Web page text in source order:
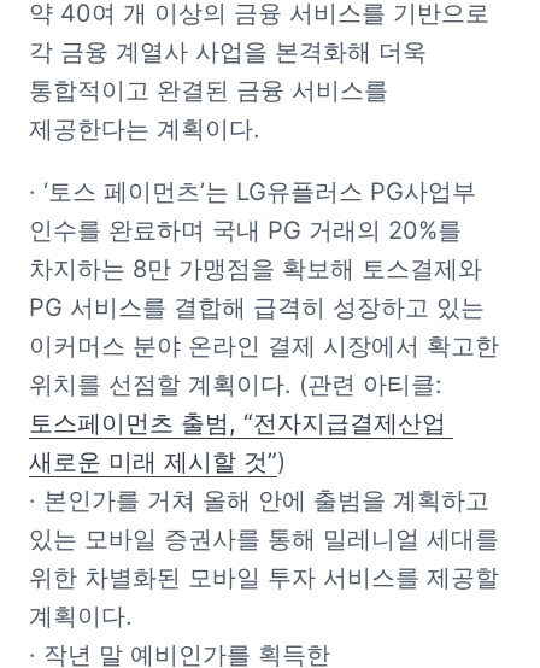
약 40여 개 이상의 금융 서비스를 기반으로
각 금융 계열사 사업을 본격화해 더욱
통합적이고 완결된 금융 서비스를
제공한다는 계획이다.
· ‘토스 페이먼츠’는 LG유플러스 PG사업부
인수를 완료하며 국내 PG 거래의 20%를
차지하는 8만 가맹점을 확보해 토스결제와
PG 서비스를 결합해 급격히 성장하고 있는
이커머스 분야 온라인 결제 시장에서 확고한
토스페이먼츠 출범, “전자지급결제산업
새로운 미래 제시할 것”)
· 본인가를 거쳐 올해 안에 출범을 계획하고
있는 모바일 증권사를 통해 밀레니얼 세대를
위한 차별화된 모바일 투자 서비스를 제공할
계획이다.
· 작년 말 예비인가를 획득한